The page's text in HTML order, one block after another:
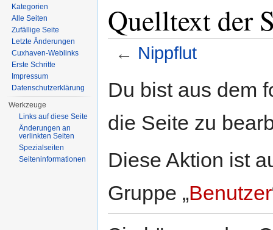
Quelltext der
← Nippflut
Du bist aus dem
die Seite zu
Diese Aktion ist
Gruppe „Benutzer
Kategorien
Alle Seiten
Zufällige Seite
Letzte Änderungen
Cuxhaven-Weblinks
Erste Schritte
Impressum
Datenschutzerklärung
Werkzeuge
Links auf diese Seite
Änderungen an
verlinkten Seiten
Spezialseiten
Seiten­informationen